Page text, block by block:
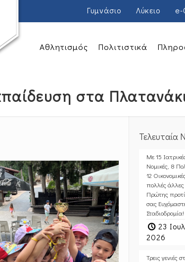
Γυμνάσιο Λύκειο e-
Αθλητισμός Πολιτιστικά
στα
Τελευταία
Με 15
Νομικές, 8
12
πολλές άλλες
Πρώτης
σας
Σταδιοδρομία!
23
2026
Τρεις γενιές